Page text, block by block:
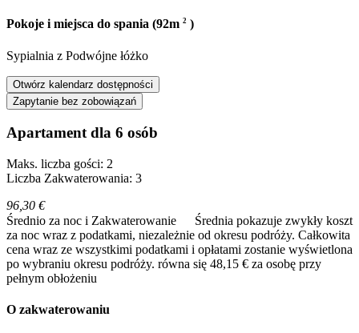
Pokoje i miejsca do spania (92m 2 )
Sypialnia z Podwójne łóżko
Otwórz kalendarz dostępności
Zapytanie bez zobowiązań
Apartament dla 6 osób
Maks. liczba gości: 2
Liczba Zakwaterowania: 3
96,30 €
Średnio za noc i Zakwaterowanie
Średnia pokazuje zwykły koszt
za noc wraz z podatkami, niezależnie od okresu podróży. Całkowita
cena wraz ze wszystkimi podatkami i opłatami zostanie wyświetlona
po wybraniu okresu podróży. równa się 48,15 € za osobę przy
pełnym obłożeniu
O zakwaterowaniu